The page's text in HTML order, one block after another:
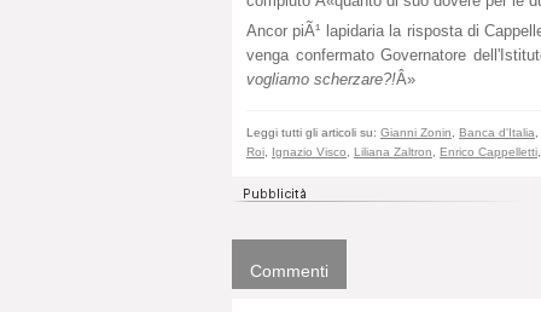
Ancor piÃ¹ lapidaria la risposta di
venga confermato Governatore
vogliamo scherzare?!Â»
Leggi tutti gli articoli su: Gianni Zonin Banca d'Italia
Roi
Ignazio Visco Liliana Zaltron Enrico Cappelletti
Commenti